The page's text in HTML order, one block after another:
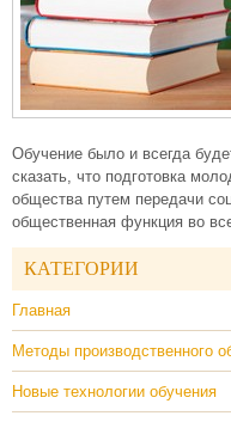
Обучение было и всегда
сказать, что подготовка
общества путем передачи
общественная функция во
КАТЕГОРИИ
Главная
Методы производственного
Новые технологии обучения